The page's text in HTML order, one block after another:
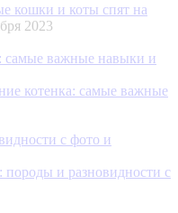
кошки и коты спят на
2023
котенка: самые важные
и разновидности с